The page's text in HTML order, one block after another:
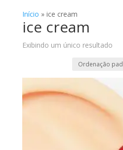
Início » ice cream
ice cream
Exibindo um único resultado